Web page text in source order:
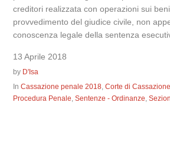
creditori realizzata con operazioni sui
provvedimento del giudice civile, non
conoscenza legale della sentenza
13 Aprile 2018
by D'Isa
InCassazione penale 2018,Corte di Cassazione
Procedura Penale,Sentenze - Ordinanze,